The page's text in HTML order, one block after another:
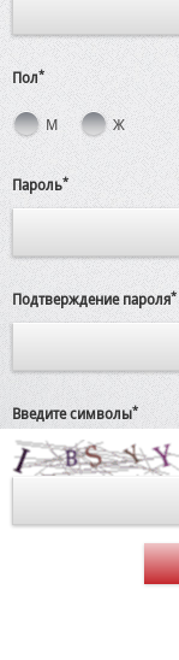
Пол*
М Ж
Пароль*
Подтверждение пароля*
Введите символы*